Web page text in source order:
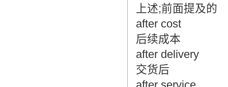
上述;前面提及的
after cost
后续成本
after delivery
交货后